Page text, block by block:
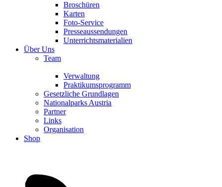
Broschüren
Karten
Foto-Service
Presseaussendungen
Unterrichtsmaterialien
Über Uns
Team
Verwaltung
Praktikumsprogramm
Gesetzliche Grundlagen
Nationalparks Austria
Partner
Links
Organisation
Shop